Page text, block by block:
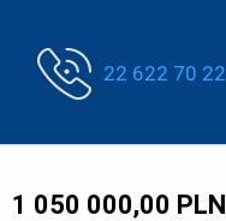
22 622 70 22
1 050 000,00 PLN